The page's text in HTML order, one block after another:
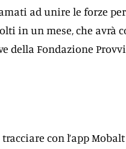
ad unire le forze per
in un mese, che avrà
della Fondazione
con l’app Mobalt